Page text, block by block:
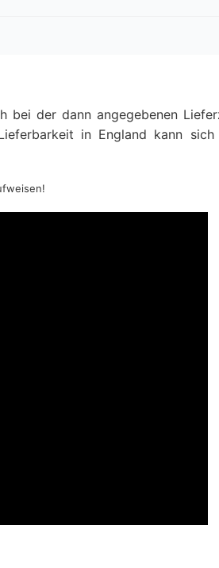
bei der dann angegebenen
in England kann sich